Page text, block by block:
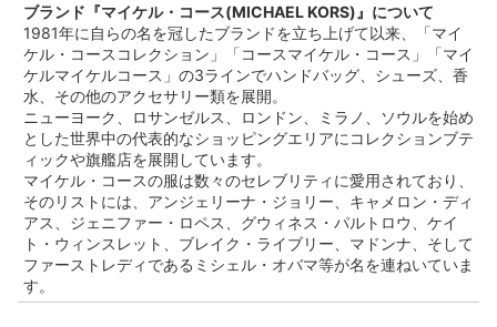
ブランド『マイケル・コース(MICHAEL KORS)』について
1981年に自らの名を冠したブランドを立ち上げて以来、「マイ
ケル・コースコレクション」「コースマイケル・コース」「マイ
ケルマイケルコース」の3ラインでハンドバッグ、シューズ、香
水、その他のアクセサリー類を展開。
ニューヨーク、ロサンゼルス、ロンドン、ミラノ、ソウルを始め
とした世界中の代表的なショッピングエリアにコレクションブテ
ィックや旗艦店を展開しています。
マイケル・コースの服は数々のセレブリティに愛用されており、
そのリストには、アンジェリーナ・ジョリー、キャメロン・ディ
アス、ジェニファー・ロペス、グウィネス・パルトロウ、ケイ
ト・ウィンスレット、ブレイク・ライブリー、マドンナ、そして
ファーストレディであるミシェル・オバマ等が名を連ねいていま
す。